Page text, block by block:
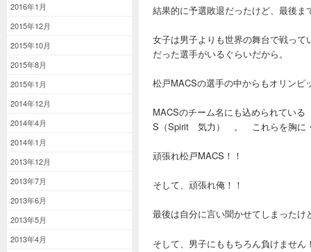
2016年1月
2015年12月
2015年10月
2015年8月
2015年1月
2014年12月
2014年4月
2014年1月
2013年12月
2013年7月
2013年6月
2013年5月
2013年4月
結果的に予選敗退だったけど、最後
女子は男子よりも世界の舞台で戦っ
だった選手がいるぐらいだから。
松戸MACSの選手の中からもオリン
MACSのチーム名にも込められてい
S（Spirit 気力） 。 これらを胸に
頑張れ松戸MACS！！
そして、頑張れ俺！！
最後は自分に言い聞かせてしまったけ
そして、男子にももちろん負けませ